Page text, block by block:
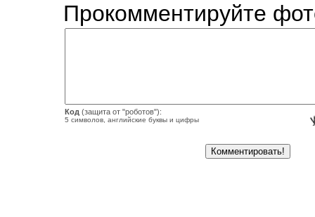
Прокомментируйте
Код (защита от "роботов"):
5 символов, английские буквы и цифры